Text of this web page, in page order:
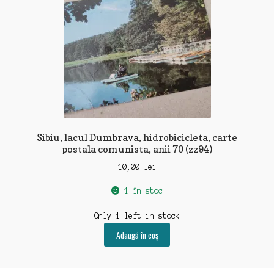
Sibiu, lacul Dumbrava, hidrobicicleta, carte
postala comunista, anii 70 (zz94)
10,00 lei
1 în stoc
Only 1 left in stock
Adaugă în coș